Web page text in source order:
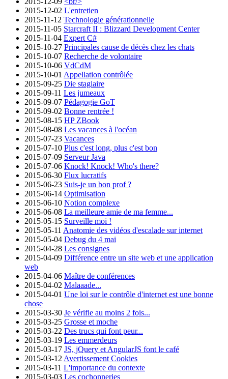
2015-12-02 L'entretien
2015-11-12 Technologie générationnelle
2015-11-05 Starcraft II : Blizzard Development Center
2015-11-04 Expert C#
2015-10-27 Principales cause de décès chez les chats
2015-10-07 Recherche de volontaire
2015-10-06 VdCdM
2015-10-01 Appellation contrôlée
2015-09-25 Die stagiaire
2015-09-11 Les jumeaux
2015-09-07 Pédagogie GoT
2015-09-02 Bonne rentrée !
2015-08-15 HP ZBook
2015-08-08 Les vacances à l'océan
2015-07-23 Vacances
2015-07-10 Plus c'est long, plus c'est bon
2015-07-09 Serveur Java
2015-07-06 Knock! Knock! Who's there?
2015-06-30 Flux lucratifs
2015-06-23 Suis-je un bon prof ?
2015-06-14 Optimisation
2015-06-10 Notion complexe
2015-06-08 La meilleure amie de ma femme...
2015-05-15 Surveille moi !
2015-05-11 Anatomie des vidéos d'escalade sur internet
2015-05-04 Debug du 4 mai
2015-04-28 Les consignes
2015-04-09 Différence entre un site web et une application
web
2015-04-06 Maître de conférences
2015-04-02 Malaaade...
2015-04-01 Une loi sur le contrôle d'internet est une bonne
chose
2015-03-30 Je vérifie au moins 2 fois...
2015-03-25 Grosse et moche
2015-03-22 Des trucs qui font peur...
2015-03-19 Les emmerdeurs
2015-03-17 JS, jQuery et AngularJS font le café
2015-03-12 Avertissement Cookies
2015-03-11 L'importance du contexte
2015-03-03 Les cochonneries